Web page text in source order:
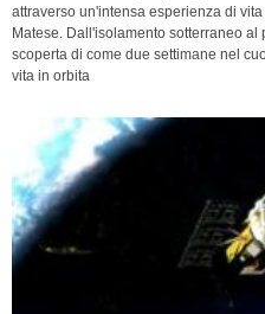
attraverso un'intensa esperienza di
Matese. Dall'isolamento sotterraneo al
scoperta di come due settimane nel
vita in orbita